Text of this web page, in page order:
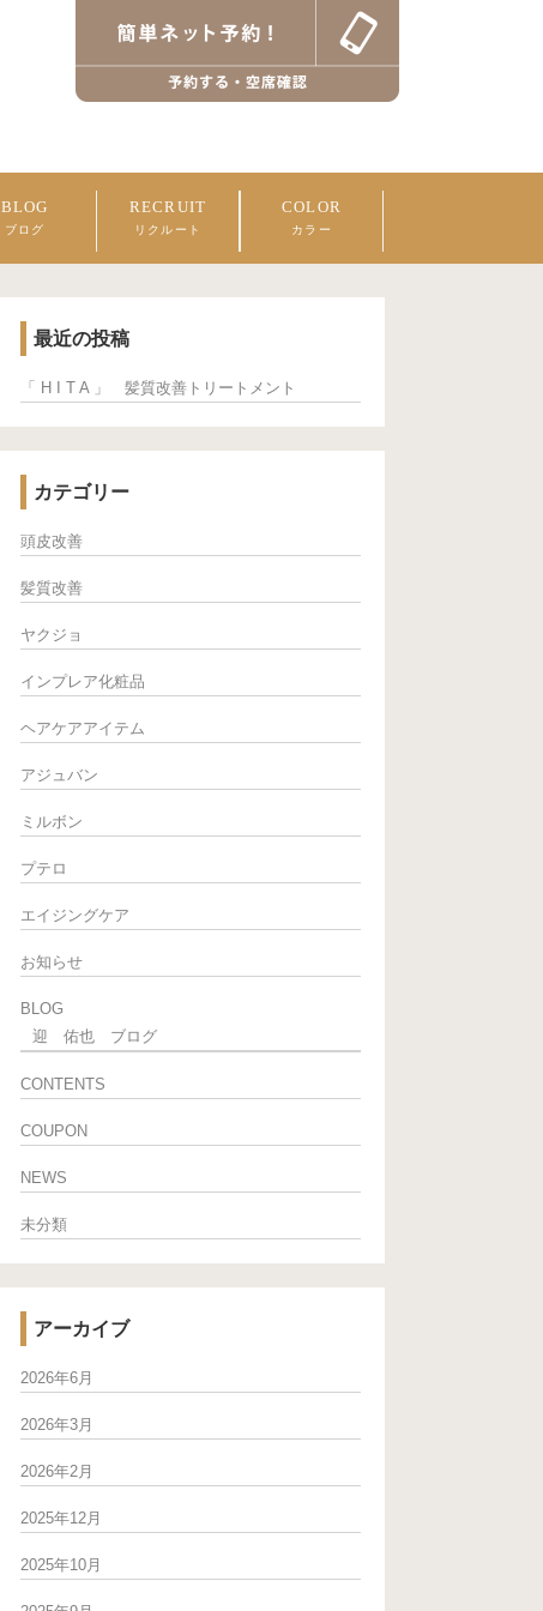
BLOG
ブログ
RECRUIT
リクルート
COLOR
カラー
最近の投稿
「 H I T A 」 髪質改善トリートメント
カテゴリー
頭皮改善
髪質改善
ヤクジョ
インプレア化粧品
ヘアケアアイテム
アジュバン
ミルボン
プテロ
エイジングケア
お知らせ
BLOG
迎 佑也 ブログ
CONTENTS
COUPON
NEWS
未分類
アーカイブ
2026年6月
2026年3月
2026年2月
2025年12月
2025年10月